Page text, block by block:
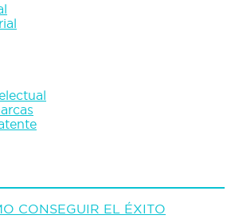
CONSEGUIR EL ÉXITO